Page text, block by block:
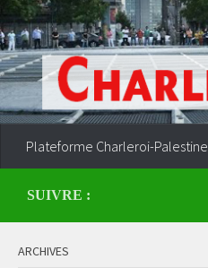
Plateforme Charleroi-Palestine
SUIVRE :
ARCHIVES